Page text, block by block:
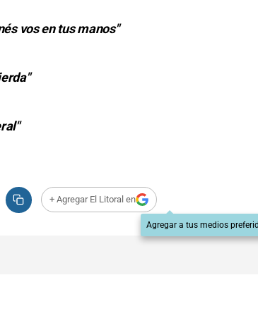
vos en tus manos"
+ Agregar El Litoral en
Agregar a tus medios